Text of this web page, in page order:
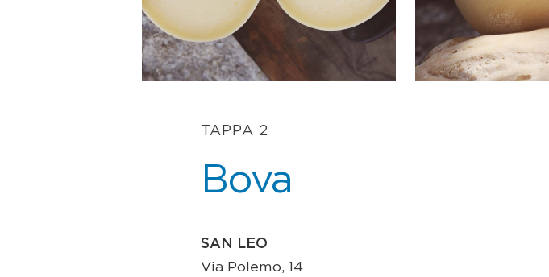
TAPPA 2
Bova
SAN LEO
Via Polemo, 14